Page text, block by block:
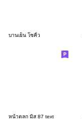
บานเย็น โซคิ้ว
หน้าตลก มิส 87 text